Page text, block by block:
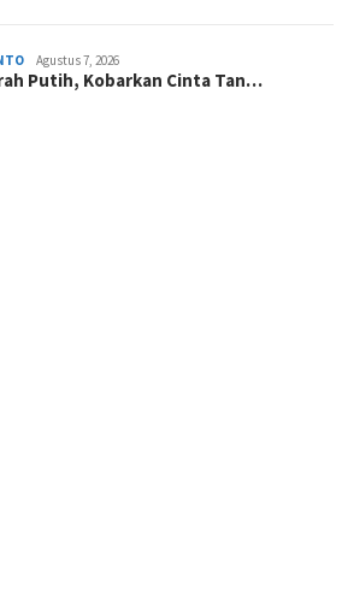
Agustus 7, 2026
Putih, Kobarkan Cinta Tan…